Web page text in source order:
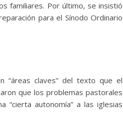
familiares. Por último, se insistió
para el Sínodo Ordinario
“áreas claves” del texto que el
que los problemas pastorales
autonomía” a las iglesias